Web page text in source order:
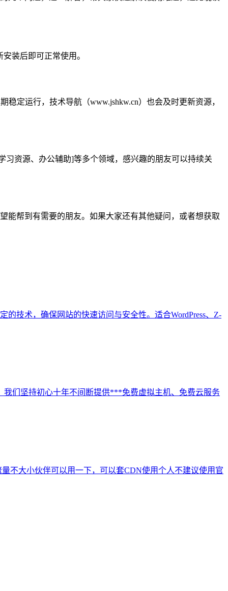
装后即可正常使用。
定运行，技术导航（www.jshkw.cn）也会及时更新资源，
习资源、办公辅助]等多个领域，感兴趣的朋友可以持续关
能帮到有需要的朋友。如果大家还有其他疑问，或者想获取
技术，确保网站的快速访问与安全性。适合WordPress、Z-
们坚持初心十年不间断提供***免费虚拟主机、免费云服务
不大小伙伴可以用一下，可以套CDN使用个人不建议使用官